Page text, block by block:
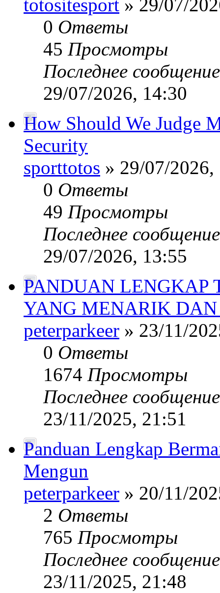
totositesport » 29/07/
0 Ответы
45 Просмотры
Последнее
29/07/2026, 14:30
How Should We Judge
Security
sporttotos » 29/07/2026,
0 Ответы
49 Просмотры
Последнее
29/07/2026, 13:55
PANDUAN LENGKAP
YANG MENARIK
peterparkeer » 23/11/
0 Ответы
1674 Просмотры
Последнее
23/11/2025, 21:51
Panduan Lengkap
Mengun
peterparkeer » 20/11/
2 Ответы
765 Просмотры
Последнее
23/11/2025, 21:48